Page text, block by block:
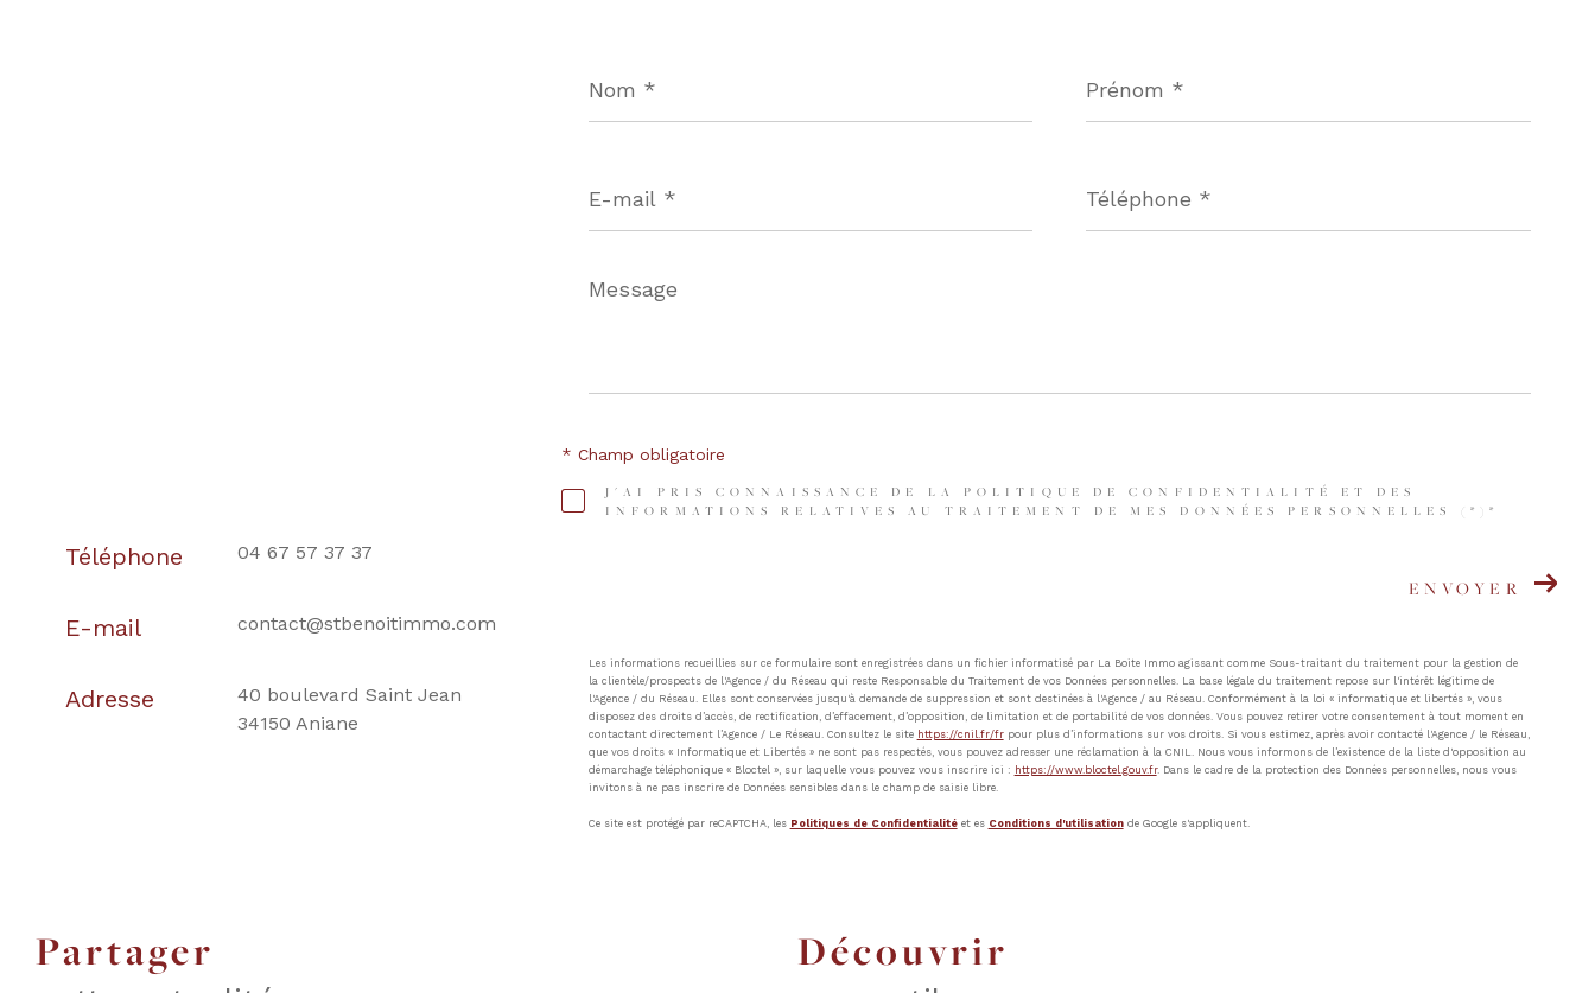
Téléphone 04 67 57 37 37
E-mail contact@stbenoitimmo.com
Adresse
40 boulevard Saint Jean
34150 Aniane
*
*
mail
*
*
Message
*
J'AI PRIS CONNAISSANCE DE LA POLITIQUE DE CONFIDENTIALITÉ ET DES
INFORMATIONS RELATIVES AU TRAITEMENT DE MES DONNÉES PERSONNELLES (*)*
* Champ obligatoire
ENVOYER
Les informations recueillies sur ce formulaire sont enregistrées dans un fichier informatisé par La Boite Immo agissant comme Sous-traitant du traitement pour la gestion de
la clientèle/prospects de l'Agence / du Réseau qui reste Responsable du Traitement de vos Données personnelles. La base légale du traitement repose sur l'intérêt légitime de
l'Agence / du Réseau. Elles sont conservées jusqu'à demande de suppression et sont destinées à l'Agence / au Réseau. Conformément à la loi « informatique et libertés », vous
disposez des droits d’accès, de rectification, d’effacement, d’opposition, de limitation et de portabilité de vos données. Vous pouvez retirer votre consentement à tout moment en
contactant directement l’Agence / Le Réseau. Consultez le site https://cnil.fr/frpour plus d’informations sur vos droits. Si vous estimez, après avoir contacté l'Agence / le Réseau,
que vos droits « Informatique et Libertés » ne sont pas respectés, vous pouvez adresser une réclamation à la CNIL. Nous vous informons de l’existence de la liste d'opposition au
démarchage téléphonique « Bloctel », sur laquelle vous pouvez vous inscrire ici : https://www.bloctel.gouv.fr. Dans le cadre de la protection des Données personnelles, nous vous
invitons à ne pas inscrire de Données sensibles dans le champ de saisie libre.
Ce site est protégé par reCAPTCHA, les Politiques de Confidentialitéet es Conditions d'utilisationde Google s'appliquent.
partager découvrir